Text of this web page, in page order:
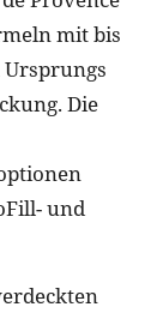
mit bis
Die
und